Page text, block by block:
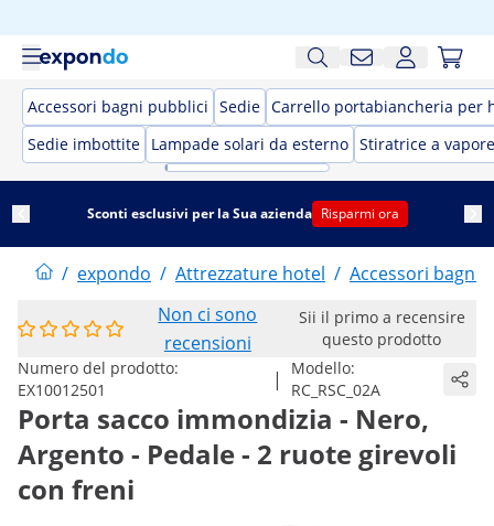
Accessori bagni pubblici Sedie Carrello portabiancheria per
Sedie imbottite Lampade solari da esterno Stiratrice a
Sconti esclusivi per la Sua azienda Risparmi ora
/ expondo / Attrezzature hotel / Accessori bagni
Non ci sono
recensioni
Sii il primo a recensire
questo prodotto
Numero del prodotto:
EX10012501
|
Modello:
RC_RSC_02A
Porta sacco immondizia - Nero,
Argento - Pedale - 2 ruote girevoli
con freni